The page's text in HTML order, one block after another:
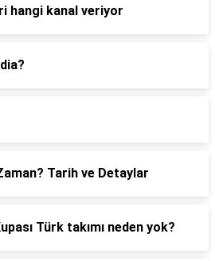
hangi kanal veriyor
Tarih ve Detaylar
Türk takımı neden yok?